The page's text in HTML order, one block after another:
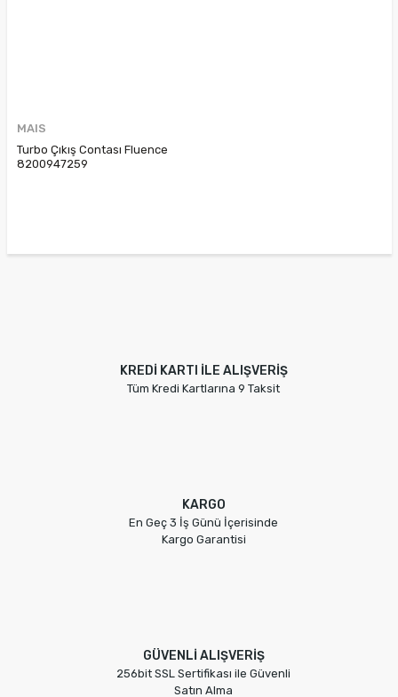
MAIS
Turbo Çıkış Contası Fluence
8200947259
KREDİ KARTI İLE ALIŞVERİŞ
Tüm Kredi Kartlarına 9 Taksit
KARGO
En Geç 3 İş Günü İçerisinde
Kargo Garantisi
GÜVENLİ ALIŞVERİŞ
256bit SSL Sertifikası ile Güvenli
Satın Alma